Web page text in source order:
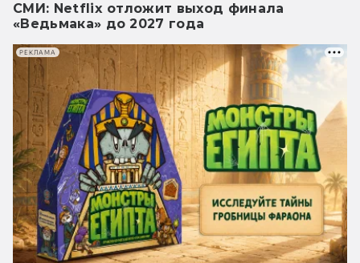
СМИ: Netflix отложит выход финала
«Ведьмака» до 2027 года
РЕКЛАМА